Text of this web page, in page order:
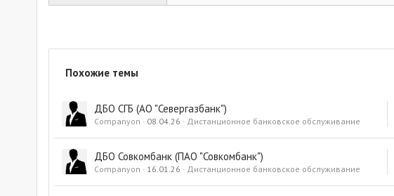
Похожие темы
ДБО СГБ (АО "Севергазбанк")
Companyon 08.04.26 Дистанционное банковское обслуживание
ДБО Совкомбанк (ПАО "Совкомбанк")
Companyon 16.01.26 Дистанционное банковское обслуживание